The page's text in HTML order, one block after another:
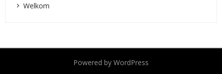
Welkom
Powered by WordPress